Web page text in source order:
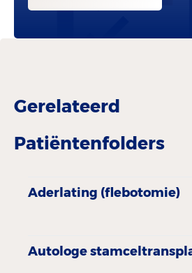
Gerelateerd
Patiëntenfolders
Aderlating (flebotomie)
Autologe